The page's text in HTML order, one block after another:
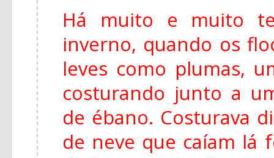
Há muito e muito
inverno, quando os
leves como plumas,
costurando junto a
de ébano. Costurava
de neve que caíam lá